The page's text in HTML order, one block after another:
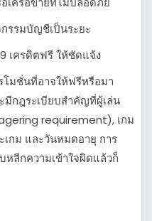
รรมบัญชีเป็นระยะ
เครดิตฟรี ให้ชัดแจ้ง
โมชั่นที่อาจให้ฟรีหรือมา
กฎระเบียบสำคัญที่ผู้เล่น
requirement), เกม
กม และวันหมดอายุ การ
ลีกความเข้าใจผิดแล้วก็